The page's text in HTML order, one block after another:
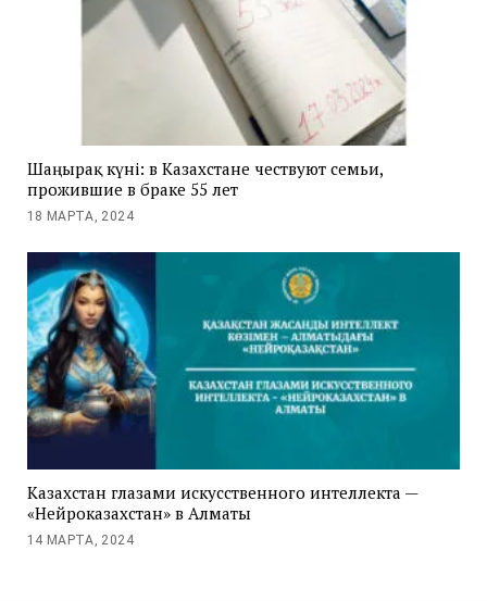
Шаңырақ күні: в Казахстане чествуют семьи,
прожившие в браке 55 лет
18 МАРТА, 2024
Казахстан глазами искусственного интеллекта —
«Нейроказахстан» в Алматы
14 МАРТА, 2024